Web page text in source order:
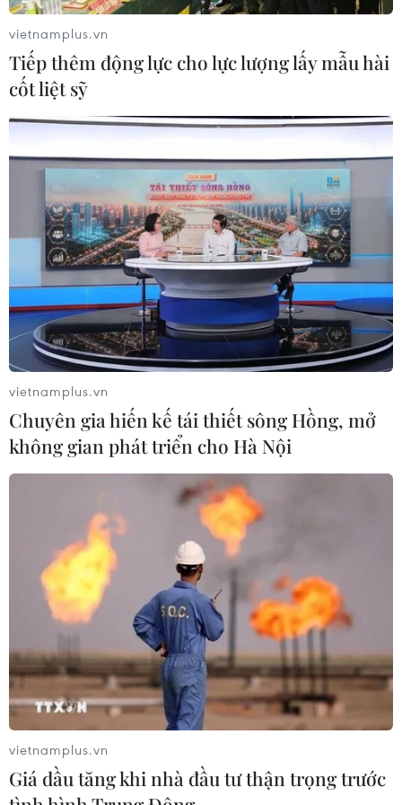
05/08/2026 10:07
Nghị quyết 10-NQ/TW: FDI tiếp tục
là điểm sáng trong bức tranh kinh tế
Việt Nam
Động lực tăng trưởng mới tiếp tục
dẫn dắt kinh tế Trung Quốc
05/08/2026 07:44
Dòng vốn FDI vào Quảng Ninh
chuyển dịch tích cực về chất lượng
05/08/2026 07:40
An Giang: Xây dựng cơ chế giao việc
lớn, việc khó cho kinh tế tư nhân
05/08/2026 07:39
Nghị quyết 10-NQ/TW: Kiến tạo hệ
sinh thái đầu tư hấp dẫn doanh
nghiệp FDI
05/08/2026 03:59
Xem thêm
vietnamplus.vn
Tiếp thêm động lực cho lực lượng lấy mẫu hài
cốt liệt sỹ
vietnamplus.vn
Chuyên gia hiến kế tái thiết sông Hồng, mở
không gian phát triển cho Hà Nội
vietnamplus.vn
Giá dầu tăng khi nhà đầu tư thận trọng trước